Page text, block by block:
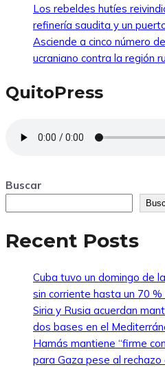
Los rebeldes hutíes
refinería saudita y un
Asciende a cinco número
ucraniano contra la región
QuitoPress
Buscar
Recent Posts
Cuba tuvo un domingo de
sin corriente hasta un 70 %
Siria y Rusia acuerdan
dos bases en el
Hamás mantiene “firme
para Gaza pese al